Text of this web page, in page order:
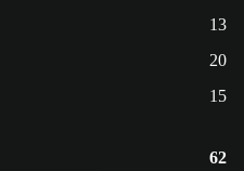
13
20
15
62